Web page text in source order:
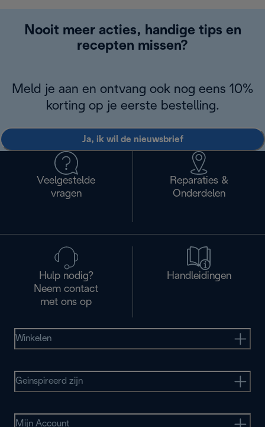
Nooit meer acties, handige tips en
recepten missen?
Meld je aan en ontvang ook nog eens 10%
korting op je eerste bestelling.
Ja, ik wil de nieuwsbrief
Veelgestelde
vragen
Reparaties &
Onderdelen
Hulp nodig?
Neem contact
met ons op
Handleidingen
Winkelen
Geinspireerd zijn
Mijn Account